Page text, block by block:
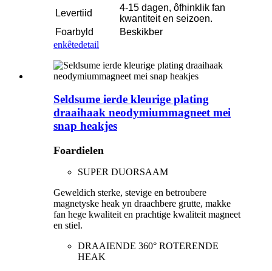
Levertiid
4-15 dagen, ôfhinklik fan
kwantiteit en seizoen.
Foarbyld
Beskikber
enkêtedetail
Seldsume ierde kleurige plating
draaihaak neodymiummagneet mei
snap heakjes
Foardielen
SUPER DUORSAAM
Geweldich sterke, stevige en betroubere
magnetyske heak yn draachbere grutte, makke
fan hege kwaliteit en prachtige kwaliteit magneet
en stiel.
DRAAIENDE 360° ROTERENDE
HEAK